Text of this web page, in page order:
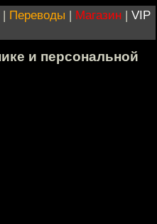
| Переводы | Магазин | VIP
и персональной